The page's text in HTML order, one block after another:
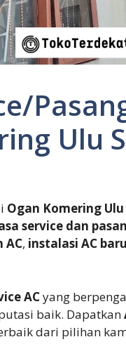
Ulu
Ogan Komering
service dan
AC, instalasi AC baru
ACyang
baik. Dapatkan
dari pilihan